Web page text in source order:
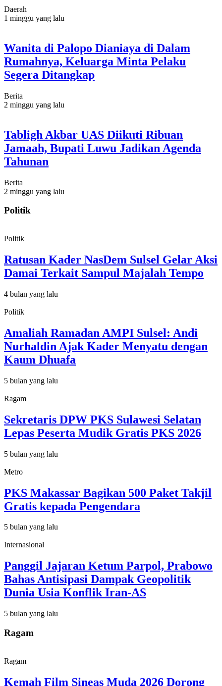
Daerah
1 minggu yang lalu
Wanita di Palopo Dianiaya di Dalam
Rumahnya, Keluarga Minta Pelaku
Segera Ditangkap
Berita
2 minggu yang lalu
Tabligh Akbar UAS Diikuti Ribuan
Jamaah, Bupati Luwu Jadikan Agenda
Tahunan
Berita
2 minggu yang lalu
Politik
Politik
Ratusan Kader NasDem Sulsel Gelar Aksi
Damai Terkait Sampul Majalah Tempo
4 bulan yang lalu
Politik
Amaliah Ramadan AMPI Sulsel: Andi
Nurhaldin Ajak Kader Menyatu dengan
Kaum Dhuafa
5 bulan yang lalu
Ragam
Sekretaris DPW PKS Sulawesi Selatan
Lepas Peserta Mudik Gratis PKS 2026
5 bulan yang lalu
Metro
PKS Makassar Bagikan 500 Paket Takjil
Gratis kepada Pengendara
5 bulan yang lalu
Internasional
Panggil Jajaran Ketum Parpol, Prabowo
Bahas Antisipasi Dampak Geopolitik
Dunia Usia Konflik Iran-AS
5 bulan yang lalu
Ragam
Ragam
Kemah Film Sineas Muda 2026 Dorong